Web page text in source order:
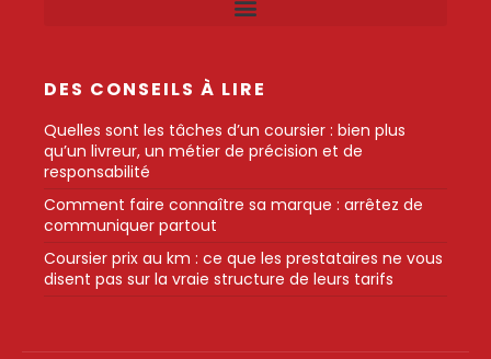
DES CONSEILS À LIRE
Quelles sont les tâches d’un coursier : bien plus
qu’un livreur, un métier de précision et de
responsabilité
Comment faire connaître sa marque : arrêtez de
communiquer partout
Coursier prix au km : ce que les prestataires ne vous
disent pas sur la vraie structure de leurs tarifs